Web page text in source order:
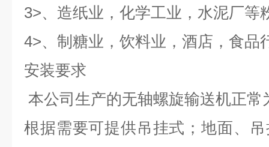
3>、造纸业，化学工业，水泥厂等
4>、制糖业，饮料业，酒店，食品
安装要求
本公司生产的无轴螺旋输送机正常
根据需要可提供吊挂式；地面、